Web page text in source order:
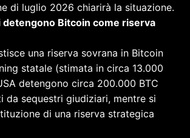
di luglio 2026 chiarirà la situazione.
detengono Bitcoin come riserva
una riserva sovrana in Bitcoin
statale (stimata in circa 13.000
detengono circa 200.000 BTC
da sequestri giudiziari, mentre si
di una riserva strategica